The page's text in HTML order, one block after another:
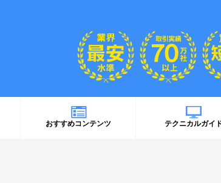
おすすめコンテンツ テクニカルガイ